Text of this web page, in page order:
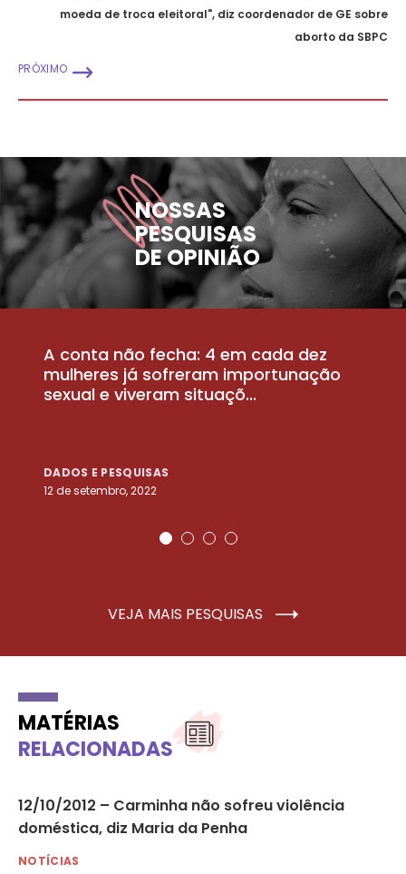
moeda de troca eleitoral", diz coordenador de GE sobre
aborto da SBPC
PRÓXIMO
NOSSAS
PESQUISAS
DE OPINIÃO
A conta não fecha: 4 em cada dez
mulheres já sofreram importunação
sexual e viveram situaçõ...
DADOS E PESQUISAS
12 de setembro, 2022
VEJA MAIS PESQUISAS
MATÉRIAS
RELACIONADAS
12/10/2012 – Carminha não sofreu violência
doméstica, diz Maria da Penha
NOTÍCIAS